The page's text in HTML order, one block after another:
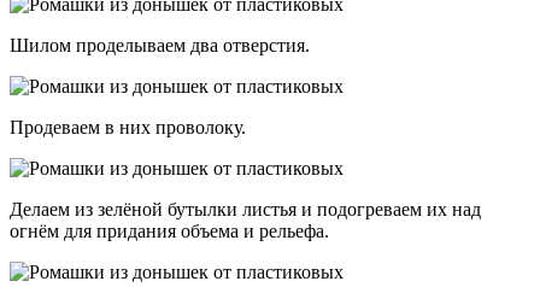
Шилом проделываем два отверстия.
Продеваем в них проволоку.
Делаем из зелёной бутылки листья и подогреваем их над
огнём для придания объема и рельефа.